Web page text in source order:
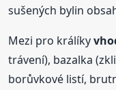
sušených bylin
Mezi pro králíky
trávení), bazalka
borůvkové listí,